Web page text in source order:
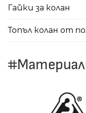
Гайки за колан
Топъл колан от